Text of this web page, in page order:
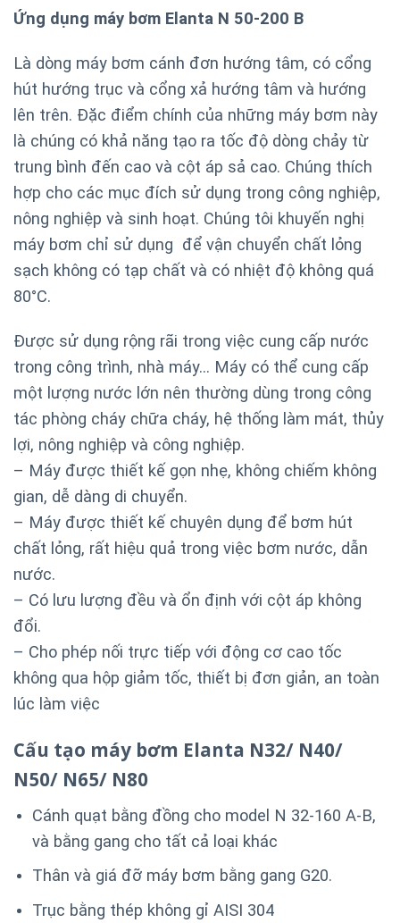
Ứng dụng máy bơm Elanta N 50-200 B
Là dòng máy bơm cánh đơn hướng tâm, có cổng
hút hướng trục và cổng xả hướng tâm và hướng
lên trên. Đặc điểm chính của những máy bơm này
là chúng có khả năng tạo ra tốc độ dòng chảy từ
trung bình đến cao và cột áp sả cao. Chúng thích
hợp cho các mục đích sử dụng trong công nghiệp,
nông nghiệp và sinh hoạt. Chúng tôi khuyến nghị
máy bơm chỉ sử dụng để vận chuyển chất lỏng
sạch không có tạp chất và có nhiệt độ không quá
80°C.
Được sử dụng rộng rãi trong việc cung cấp nước
trong công trình, nhà máy… Máy có thể cung cấp
một lượng nước lớn nên thường dùng trong công
tác phòng cháy chữa cháy, hệ thống làm mát, thủy
lợi, nông nghiệp và công nghiệp.
– Máy được thiết kế gọn nhẹ, không chiếm không
gian, dễ dàng di chuyển.
– Máy được thiết kế chuyên dụng để bơm hút
chất lỏng, rất hiệu quả trong việc bơm nước, dẫn
nước.
– Có lưu lượng đều và ổn định với cột áp không
đổi.
– Cho phép nối trực tiếp với động cơ cao tốc
không qua hộp giảm tốc, thiết bị đơn giản, an toàn
lúc làm việc
Cấu tạo máy bơm Elanta N32/ N40/
N50/ N65/ N80
Cánh quạt bằng đồng cho model N 32-160 A-B,
và bằng gang cho tất cả loại khác
Thân và giá đỡ máy bơm bằng gang G20.
Trục bằng thép không gỉ AISI 304